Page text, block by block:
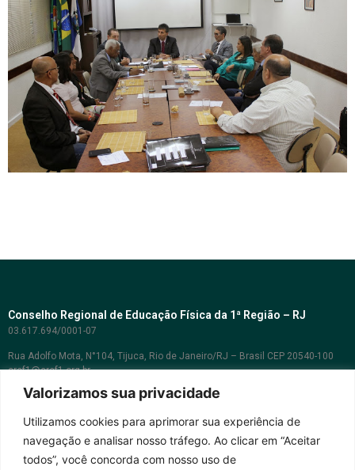
Valorizamos sua privacidade
Utilizamos cookies para aprimorar sua experiência de
navegação e analisar nosso tráfego. Ao clicar em “Aceitar
todos”, você concorda com nosso uso de
Conselho Regional de Educação Física da 1ª Região – RJ
03.617.694/0001-07
Rua Adolfo Mota, N°104, Tijuca, Rio de Janeiro/RJ – Brasil CEP 20540-100
cref1@cref1.org.br
Assessoria de comunicação:
Horários de atendimento: